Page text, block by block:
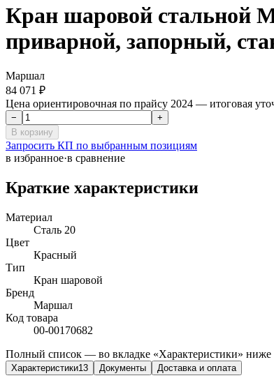
Кран шаровой стальной
приварной, запорный,
Маршал
84 071 ₽
Цена ориентировочная по прайсу 2024 — итоговая
−
+
В корзину
Запросить КП по выбранным позициям
в избранное·в сравнение
Краткие характеристики
Материал
Сталь 20
Цвет
Красный
Тип
Кран шаровой
Бренд
Маршал
Код товара
00-00170682
Полный список — во вкладке «Характеристики» ниже
Характеристики13 Документы Доставка и оплата